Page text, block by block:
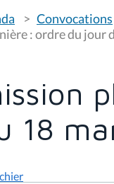
Convocations
: ordre du jour
18